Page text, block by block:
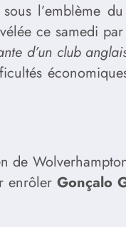
l’emblème
ce samedi
d’un club
de
enrôler Gonçalo